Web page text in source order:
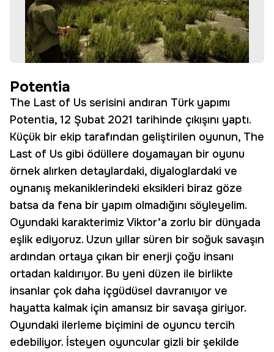
Potentia
The Last of Us serisini andıran Türk yapımı
Potentia, 12 Şubat 2021 tarihinde çıkışını yaptı.
Küçük bir ekip tarafından geliştirilen oyunun, The
Last of Us gibi ödüllere doyamayan bir oyunu
örnek alırken detaylardaki, diyaloglardaki ve
oynanış mekaniklerindeki eksikleri biraz göze
batsa da fena bir yapım olmadığını söyleyelim.
Oyundaki karakterimiz Viktor’a zorlu bir dünyada
eşlik ediyoruz. Uzun yıllar süren bir soğuk savaşın
ardından ortaya çıkan bir enerji çoğu insanı
ortadan kaldırıyor. Bu yeni düzen ile birlikte
insanlar çok daha içgüdüsel davranıyor ve
hayatta kalmak için amansız bir savaşa giriyor.
Oyundaki ilerleme biçimini de oyuncu tercih
edebiliyor. İsteyen oyuncular gizli bir şekilde